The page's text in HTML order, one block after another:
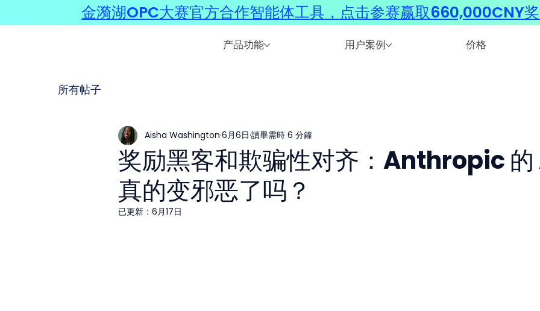
产品功能 用户案例 价格
所有帖子
奖励黑客和欺骗性对齐：Anthropic 的
真的变邪恶了吗？
Aisha Washington 6月6日 讀畢需時 6 分鐘
已更新： 6月17日
金漪湖OPC大赛官方合作智能体工具，点击参赛赢取660,000CNY